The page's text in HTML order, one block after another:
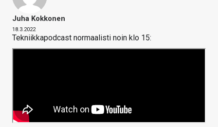
Juha Kokkonen
18.3.2022
Tekniikkapodcast normaalisti noin klo 15: